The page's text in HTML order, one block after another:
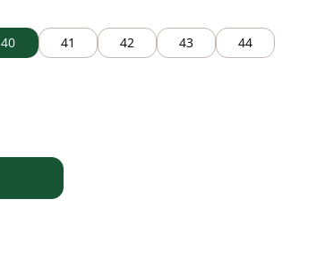
40 41 42 43
44
Wert ein oder